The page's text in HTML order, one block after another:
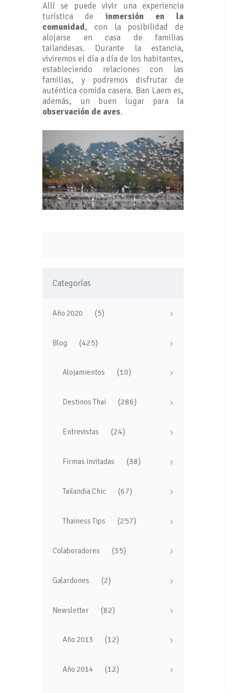
Allí se puede vivir una experiencia
turística de inmersión en la
comunidad, con la posibilidad de
alojarse en casa de familias
tailandesas. Durante la estancia,
viviremos el día a día de los habitantes,
estableciendo relaciones con las
familias, y podremos disfrutar de
auténtica comida casera. Ban Laem es,
además, un buen lugar para la
observación de aves.
Categorías
Año 2020 (5)
Blog (425)
Alojamientos (10)
Destinos Thai (286)
Entrevistas (24)
Firmas invitadas (38)
Tailandia Chic (67)
Thainess Tips (257)
Colaboradores (35)
Galardones (2)
Newsletter (82)
Año 2013 (12)
Año 2014 (12)